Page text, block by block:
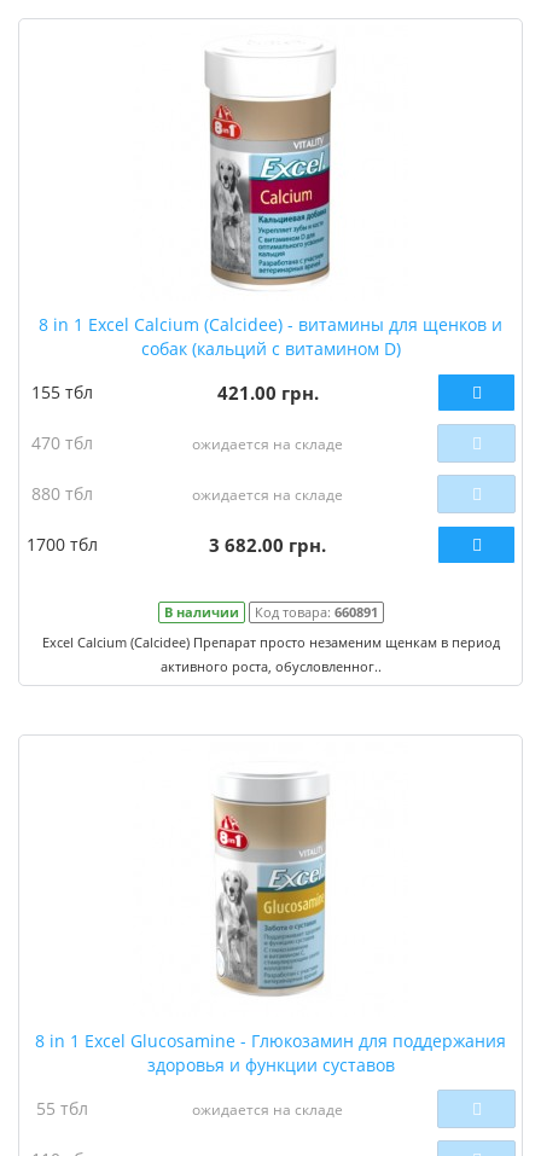
8 in 1 Excel Calcium (Calcidee) - витамины для щенков и
собак (кальций с витамином D)
155 тбл
421.00 грн.
470 тбл ожидается на складе
880 тбл ожидается на складе
1700 тбл 3 682.00 грн.
В наличии Код товара: 660891
Excel Calcium (Calcidee) Препарат просто незаменим щенкам в период
активного роста, обусловленног..
8 in 1 Excel Glucosamine - Глюкозамин для поддержания
здоровья и функции суставов
55 тбл
ожидается на складе